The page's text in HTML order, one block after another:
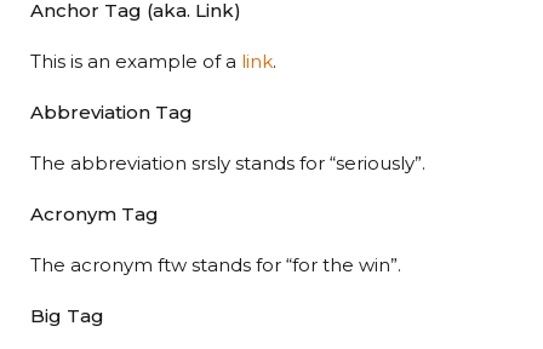
Anchor Tag (aka. Link)
This is an example of a link.
Abbreviation Tag
The abbreviation srsly stands for “seriously”.
Acronym Tag
The acronym ftw stands for “for the win”.
Big Tag